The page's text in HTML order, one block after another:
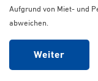
Aufgrund von Miet- und
abweichen.
Weiter